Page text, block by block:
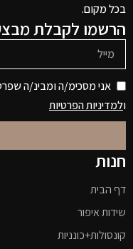
בכל מקום.
הרשמו לקבלת
אני מסכימ/ה ומבינ/ה
ולמדיניות הפרטיות
חנות
דף הבית
שידות איפור
קונסולות+כונניות